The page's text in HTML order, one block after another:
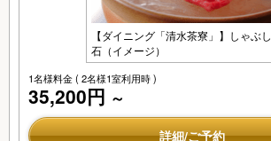
【ダイニング「清水茶寮」】しゃぶ
石（イメージ）
1名様料金( 2名様1室利用時 )
35,200円 ～
詳細/ご予約